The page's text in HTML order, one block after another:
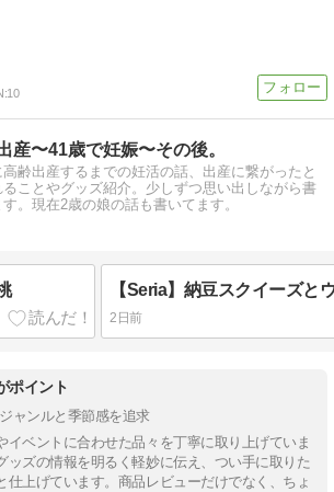
10
産〜41歳で妊娠〜その後。
齢出産するまでの妊活の話、出産に繋がったと
ことやグッズ紹介。少しずつ思い出しながら書
。現在2歳の娘の話も書いてます。
2日前
ポイント
ャンルと季節感を追求
イベントに合わせた品々を丁寧に取り上げていま
ッズの情報を明るく軽妙に伝え、つい手に取りた
仕上げています。商品レビューだけでなく、ちょ